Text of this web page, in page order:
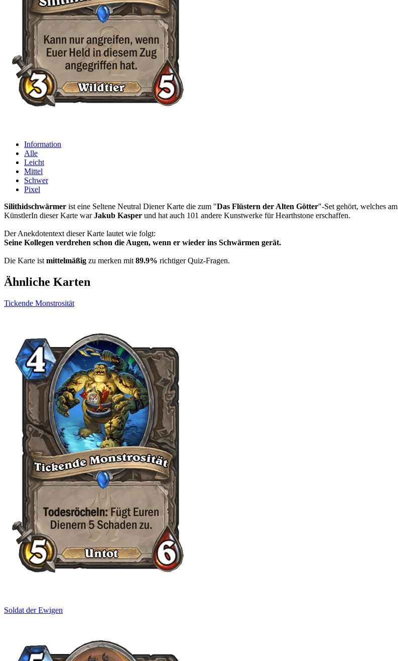
Information
Alle
Leicht
Mittel
Schwer
Pixel
Silithidschwärmer ist eine Seltene Neutral Diener Karte die zum "Das Flüstern der Alten Götter"-Set gehört, welches am
KünstlerIn dieser Karte warJakub Kasper und hat auch 101 andere Kunstwerke für Hearthstone erschaffen.
Der Anekdotentext dieser Karte lautet wie folgt:
Seine Kollegen verdrehen schon die Augen, wenn er wieder ins Schwärmen gerät.
Die Karte ist mittelmäßig zu merken mit 89.9% richtiger Quiz-Fragen.
Ähnliche Karten
Tickende Monstrosität
Soldat der Ewigen